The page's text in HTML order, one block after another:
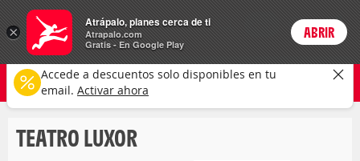
Entradas Precios enPeso
ARSCambiar moneda
Login
teatro luxor
Cualquier tipo Cualquier fecha
CAMBIAR
TEATRO LUXOR
×
Atrápalo, planes cerca de ti
Atrapalo.com
Gratis - En Google Play
ABRIR
Accede a descuentos solo disponibles en tu
email. Activar ahora